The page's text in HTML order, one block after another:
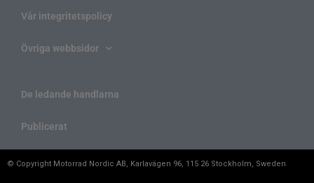
Vår integritetspolicy
Övriga webbsidor
De ledande handlarna
Publicerat
© Copyright Motorrad Nordic AB, Karlavägen 96, 115 26 Stockholm, Sweden